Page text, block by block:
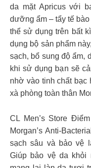
da mặt Apricus với
dưỡng ẩm – tẩy tế
thể sử dụng trên bất
dụng bộ sản phẩm
sạch, bổ sung độ ẩm,
khi sử dụng bạn sẽ
nhờ vào tinh chất bạc
xà phòng toàn thân
CL Men’s Store
Morgan’s Anti-
sạch sâu và bảo vệ
Giúp bảo vệ da khỏi